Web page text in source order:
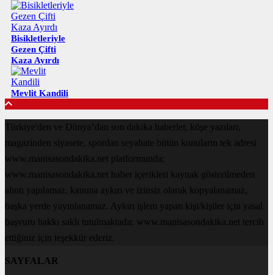
Bisikletleriyle
Gezen Çifti
Kaza Ayırdı
Mevlit Kandili
Türkiye'den ve Dünya’dan son dakika haberler, köşe yazıları,
magazinden siyasete, spordan seyahate bütün konuların tek adresi
www.manisasondakika.net platformunda;
www.manisasondakika.net haber içerikleri kaynak gösterilmeden
alıntı yapılamaz, kanuna aykırı ve izinsiz olarak kopyalanamaz,
başka yerde yayınlanamaz. Aykırı işlem yapan kişi/kişiler için yasal
başvuru hakkı saklı tutulmaktadır. www.manisasondakika.net tercih
ettiğiniz için teşekkür ederiz.
SAYFALAR